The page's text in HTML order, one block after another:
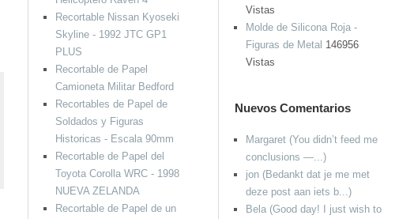
Vistas
Molde de Silicona Roja -
Figuras de Metal 146956
Vistas
Nuevos Comentarios
Margaret (You didn’t feed me
conclusions —...)
jon (Bedankt dat je me met
deze post aan iets b...)
Bela (Good day! I just wish to
Recortable Nissan Kyoseki
Skyline - 1992 JTC GP1
PLUS
Recortable de Papel
Camioneta Militar Bedford
Recortables de Papel de
Soldados y Figuras
Historicas - Escala 90mm
Recortable de Papel del
Toyota Corolla WRC - 1998
NUEVA ZELANDA
Recortable de Papel de un